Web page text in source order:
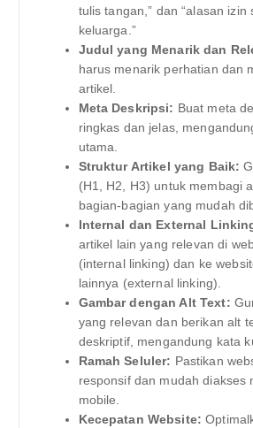
tulis tangan,” dan “alasan izin
keluarga.”
Judul yang Menarik dan
harus menarik perhatian dan
artikel.
Meta Deskripsi: Buat meta
ringkas dan jelas,
utama.
Struktur Artikel yang Baik:
(H1, H2, H3) untuk membagi
bagian-bagian yang mudah
Internal dan External
artikel lain yang relevan di
(internal linking) dan ke
lainnya (external linking).
Gambar dengan Alt Text:
yang relevan dan berikan alt
deskriptif, mengandung kata
Ramah Seluler: Pastikan
responsif dan mudah diakses
mobile.
Kecepatan Website: